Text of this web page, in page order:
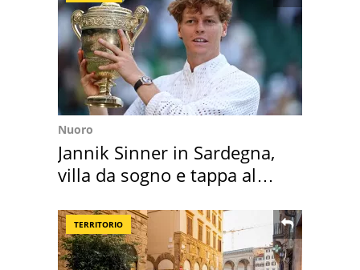
Nuoro
Jannik Sinner in Sardegna,
villa da sogno e tappa al
TERRITORIO